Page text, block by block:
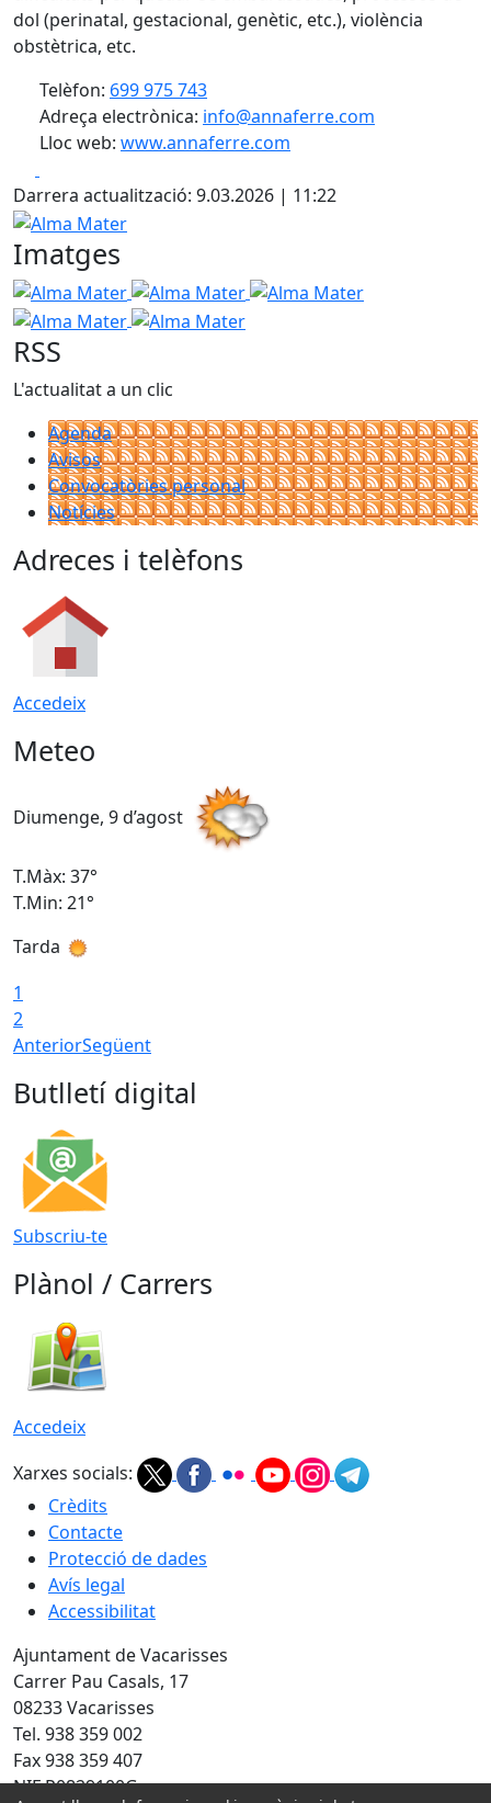
dol (perinatal, gestacional, genètic, etc.), violència
obstètrica, etc.
Telèfon: 699 975 743
Adreça electrònica: info@annaferre.com
Lloc web: www.annaferre.com
Darrera actualització: 9.03.2026 | 11:22
Alma Mater
Imatges
Alma Mater Alma Mater Alma Mater
Alma Mater
Alma Mater
RSS
L'actualitat a un clic
Agenda
Avisos
Convocatòries personal
Notícies
Adreces i telèfons
Accedeix
Meteo
Diumenge, 9 d’agost
T.Màx: 37°
T.Min: 21°
Tarda
1
2
AnteriorSegüent
Butlletí digital
Subscriu-te
Plànol / Carrers
Accedeix
Xarxes socials:
Crèdits
Contacte
Protecció de dades
Avís legal
Accessibilitat
Ajuntament de Vacarisses
Carrer Pau Casals, 17
08233 Vacarisses
Tel. 938 359 002
Fax 938 359 407
NIF P0829100G